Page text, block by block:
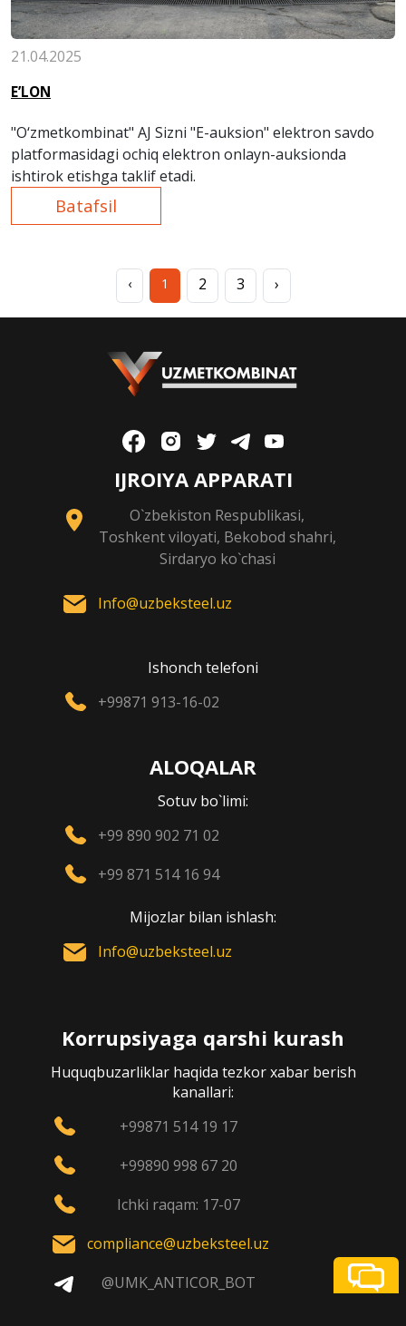
21.04.2025
E’LON
"O‘zmetkombinat" AJ Sizni "E-auksion" elektron savdo
platformasidagi ochiq elektron onlayn-auksionda
ishtirok etishga taklif etadi.
Batafsil
‹ 1 2 3 ›
IJROIYA APPARATI
O`zbekiston Respublikasi,
Toshkent viloyati, Bekobod shahri,
Sirdaryo ko`chasi
Info@uzbeksteel.uz
Ishonch telefoni
+99871 913-16-02
ALOQALAR
Sotuv bo`limi:
+99 890 902 71 02
+99 871 514 16 94
Mijozlar bilan ishlash:
Info@uzbeksteel.uz
Korrupsiyaga qarshi kurash
Huquqbuzarliklar haqida tezkor xabar berish
kanallari:
+99871 514 19 17
+99890 998 67 20
Ichki raqam: 17-07
compliance@uzbeksteel.uz
@UMK_ANTICOR_BOT